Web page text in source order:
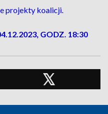
projekty koalicji.
GODZ. 18:30